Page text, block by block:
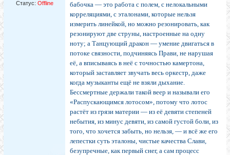
Статус: Offline
бабочка — это работа с полем, с нелокальными
корреляциями, с эталонами, которые нельзя
измерить линейкой, но можно резонировать, как
резонируют две струны, настроенные на одну
ноту; а Танцующий дракон — умение двигаться в
потоке связности, подчиняясь Прави, не нарушая
её, а вписываясь в неё с точностью камертона,
который заставляет звучать весь оркестр, даже
когда музыканты ещё не взяли дыхание.
Бессмертные держали такой веер и называли его
«Распускающимся лотосом», потому что лотос
растёт из грязи материи — из её девяти степеней
небытия, из минус девяти, из самой густой боли, из
того, что хочется забыть, но нельзя, — и всё же его
лепестки суть эталоны, чистые качества Слави,
безупречные, как первый снег, а сам процесс